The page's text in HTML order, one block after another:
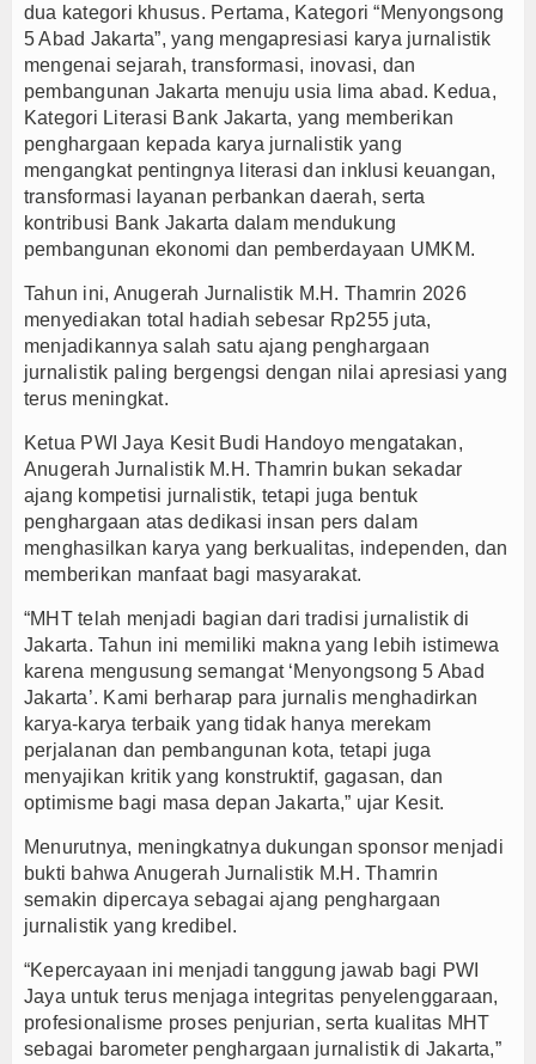
dua kategori khusus. Pertama, Kategori “Menyongsong
5 Abad Jakarta”, yang mengapresiasi karya jurnalistik
mengenai sejarah, transformasi, inovasi, dan
pembangunan Jakarta menuju usia lima abad. Kedua,
Kategori Literasi Bank Jakarta, yang memberikan
penghargaan kepada karya jurnalistik yang
mengangkat pentingnya literasi dan inklusi keuangan,
transformasi layanan perbankan daerah, serta
kontribusi Bank Jakarta dalam mendukung
pembangunan ekonomi dan pemberdayaan UMKM.
Tahun ini, Anugerah Jurnalistik M.H. Thamrin 2026
menyediakan total hadiah sebesar Rp255 juta,
menjadikannya salah satu ajang penghargaan
jurnalistik paling bergengsi dengan nilai apresiasi yang
terus meningkat.
Ketua PWI Jaya Kesit Budi Handoyo mengatakan,
Anugerah Jurnalistik M.H. Thamrin bukan sekadar
ajang kompetisi jurnalistik, tetapi juga bentuk
penghargaan atas dedikasi insan pers dalam
menghasilkan karya yang berkualitas, independen, dan
memberikan manfaat bagi masyarakat.
“MHT telah menjadi bagian dari tradisi jurnalistik di
Jakarta. Tahun ini memiliki makna yang lebih istimewa
karena mengusung semangat ‘Menyongsong 5 Abad
Jakarta’. Kami berharap para jurnalis menghadirkan
karya-karya terbaik yang tidak hanya merekam
perjalanan dan pembangunan kota, tetapi juga
menyajikan kritik yang konstruktif, gagasan, dan
optimisme bagi masa depan Jakarta,” ujar Kesit.
Menurutnya, meningkatnya dukungan sponsor menjadi
bukti bahwa Anugerah Jurnalistik M.H. Thamrin
semakin dipercaya sebagai ajang penghargaan
jurnalistik yang kredibel.
“Kepercayaan ini menjadi tanggung jawab bagi PWI
Jaya untuk terus menjaga integritas penyelenggaraan,
profesionalisme proses penjurian, serta kualitas MHT
sebagai barometer penghargaan jurnalistik di Jakarta,”